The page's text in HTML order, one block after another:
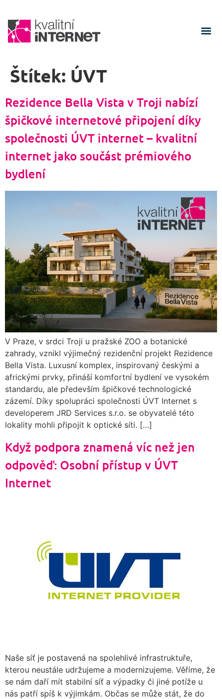
Štítek: ÚVT
Rezidence Bella Vista v Troji nabízí
špičkové internetové připojení díky
společnosti ÚVT internet – kvalitní
internet jako součást prémiového
bydlení
V Praze, v srdci Troji u pražské ZOO a botanické
zahrady, vznikl výjimečný rezidenční projekt Rezidence
Bella Vista. Luxusní komplex, inspirovaný českými a
africkými prvky, přináší komfortní bydlení ve vysokém
standardu, ale především špičkové technologické
zázemí. Díky spolupráci společnosti ÚVT Internet s
developerem JRD Services s.r.o. se obyvatelé této
lokality mohli připojit k optické síti. […]
Když podpora znamená víc než jen
odpověď: Osobní přístup v ÚVT
Internet
Naše síť je postavená na spolehlivé infrastruktuře,
kterou neustále udržujeme a modernizujeme. Věříme, že
se nám daří mít stabilní síť a výpadky či jiné potíže u
nás patří spíš k výjimkám. Občas se může stát, že do